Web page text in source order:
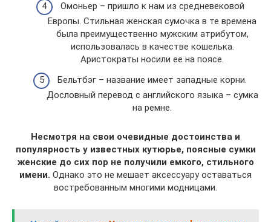
Омоньер – пришло к нам из средневековой
Европы. Стильная женская сумочка в те времена
была преимущественно мужским атрибутом,
использовалась в качестве кошелька.
Аристократы носили ее на поясе.
Бельтбэг – название имеет западные корни.
Дословный перевод с английского языка – сумка
на ремне.
Несмотря на свои очевидные достоинства и
популярность у известных кутюрье, поясные сумки
женские до сих пор не получили емкого, стильного
имени. Однако это не мешает аксессуару оставаться
востребованным многими модницами.